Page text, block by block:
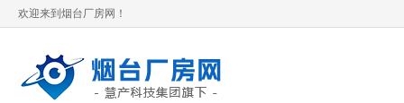
欢迎来到烟台厂房网！